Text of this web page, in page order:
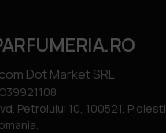
Dot Market SRL
Petrolului 10, 100521, Ploiesti,